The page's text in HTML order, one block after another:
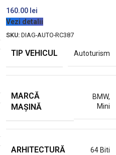
160.00 lei
Vezi detalii
SKU: DIAG-AUTO-RC387
TIP VEHICUL Autoturism
MARCĂ
MAȘINĂ
BMW,
Mini
ARHITECTURĂ 64 Biti